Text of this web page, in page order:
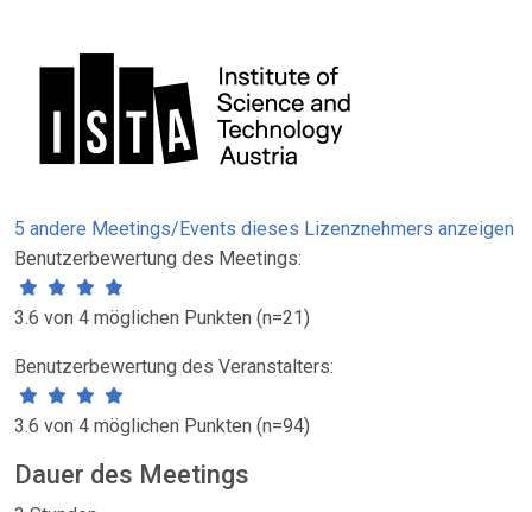
5 andere Meetings/Events dieses Lizenznehmers anzeigen
Benutzerbewertung des Meetings:
3.6 von 4 möglichen Punkten (n=21)
Benutzerbewertung des Veranstalters:
3.6 von 4 möglichen Punkten (n=94)
Dauer des Meetings